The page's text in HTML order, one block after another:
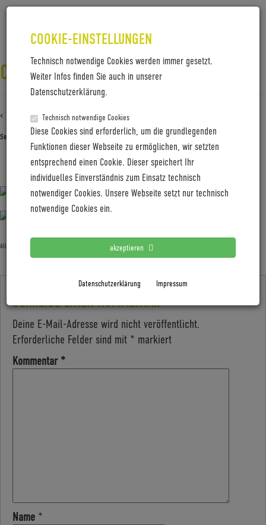
COOKIE-EINSTELLUNGEN
Technisch notwendige Cookies werden immer gesetzt.
Weiter Infos finden Sie auch in unserer
Datenschutzerklärung.
Technisch notwendige Cookies
Diese Cookies sind erforderlich, um die grundlegenden
Funktionen dieser Webseite zu ermöglichen, wir setzten
entsprechend einen Cookie. Dieser speichert Ihr
individuelles Einverständnis zum Einsatz technisch
notwendiger Cookies. Unsere Webseite setzt nur technisch
notwendige Cookies ein.
akzeptieren
Datenschutzerklärung Impressum
COBOC_JONATHAN-SANDRITTER
‹ Zurück zuCoboc_Jonathan-Sandritter
September 9, 2022 Gabi Jung—No Comments
Coboc_Jonathan-Sandritter
Allgemein
SCHREIBE EINEN KOMMENTAR
Deine E-Mail-Adresse wird nicht veröffentlicht.
Erforderliche Felder sind mit * markiert
Kommentar *
Name *